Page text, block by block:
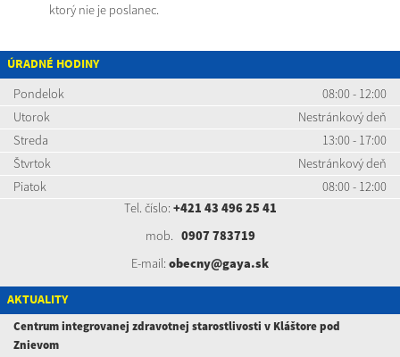
ktorý nie je poslanec.
ÚRADNÉ HODINY
Pondelok
08:00 - 12:00
Utorok
Nestránkový deň
Streda
13:00 - 17:00
Štvrtok
Nestránkový deň
Piatok
08:00 - 12:00
Tel. číslo: +421 43 496 25 41
mob. 0907 783719
E-mail: obecny@gaya.sk
AKTUALITY
Centrum integrovanej zdravotnej starostlivosti v Kláštore pod
Znievom